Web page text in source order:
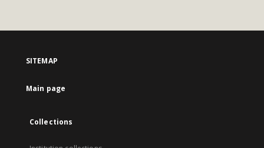
SITEMAP
Main page
Collections